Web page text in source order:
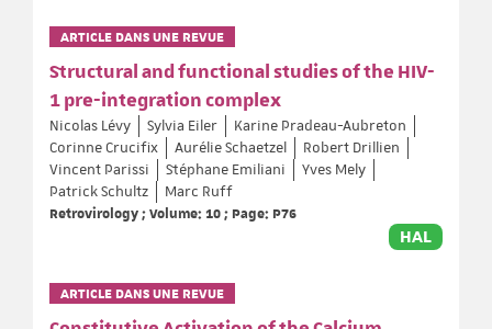
ARTICLE DANS UNE REVUE
Structural and functional studies of the HIV-
1 pre-integration complex
Nicolas Lévy Sylvia Eiler
Karine Pradeau-Aubreton
Corinne Crucifix
Aurélie Schaetzel
Robert Drillien
Vincent Parissi
Stéphane Emiliani
Yves Mely
Patrick Schultz
Marc Ruff
Retrovirology ; Volume: 10 ; Page: P76
HAL
ARTICLE DANS UNE REVUE